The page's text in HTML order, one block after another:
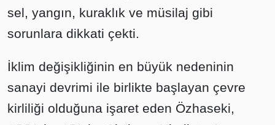
sel, yangın, kuraklık ve müsilaj gibi
sorunlara dikkati çekti.
İklim değişikliğinin en büyük nedeninin
sanayi devrimi ile birlikte başlayan çevre
kirliliği olduğuna işaret eden Özhaseki,